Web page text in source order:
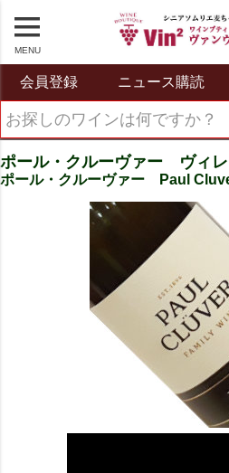
MENU
会員登録 ニュース購読
ポール・クルーヴァー ヴィ
ポール・クルーヴァー Paul